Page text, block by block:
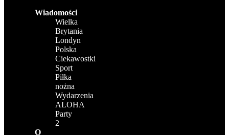
Wiadomości
Wielka
Brytania
Londyn
Polska
Ciekawostki
Sport
Piłka
nożna
Wydarzenia
ALOHA
Party
2
O